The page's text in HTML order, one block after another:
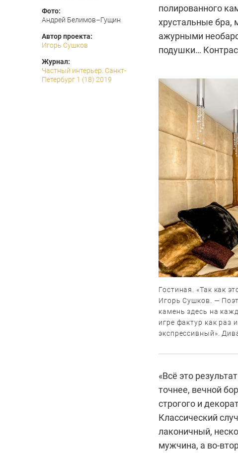
Фото:
Андрей Белимов–Гущин
Автор проекта:
Игорь Сушков
Журнал:
Частный интерьер. Санкт-
Петербург 1 (18) 2019
полированного
хрустальные бра,
ажурными
подушки…
Гостиная. «Так как
Игорь Сушков. —
камень здесь на
игре фактур как раз
экспрессивный».
«Всё это
точнее, вечной
строгого и
Классический
лаконичный,
мужчина, а